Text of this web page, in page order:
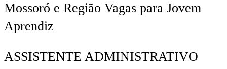
Mossoró e Região Vagas para Jovem
Aprendiz
ASSISTENTE ADMINISTRATIVO